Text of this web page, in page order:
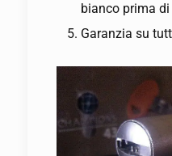
bianco prima
Garanzia su